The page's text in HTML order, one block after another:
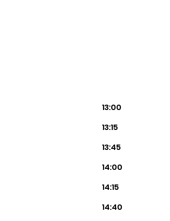
13:00
13:15
13:45
14:00
14:15
14:40